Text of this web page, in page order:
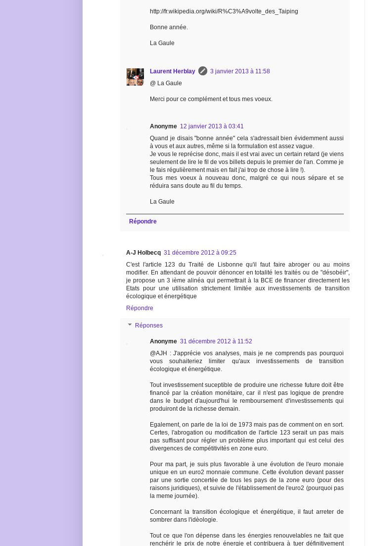
http://fr.wikipedia.org/wiki/R%C3%A9volte_des_Taiping
Bonne année.
La Gaule
Laurent Herblay
3 janvier 2013 à 11:58
@ La Gaule
Merci pour ce complément et tous mes voeux.
Anonyme 12 janvier 2013 à 03:41
Quand je disais "bonne année" cela s'adressait bien évidemment aussi
à vous et aux autres, même si la formulation est assez vague.
Je vous le reprécise donc, mais il est vrai avec un certain retard (je viens
seulement de lire le fil de vos billets depuis le premier de l'an. Comme je
le fais régulièrement mais en fait j'ai trop de chose à lire !).
Tous mes voeux à nouveau donc, malgré ce qui nous sépare et se
réduira sans doute au fil du temps.
La Gaule
Répondre
A-J Holbecq 31 décembre 2012 à 09:25
C'est l'article 123 du Traité de Lisbonne qu'il faut faire abroger ou au moins
modifier. En attendant de pouvoir dénoncer en totalité les traités ou de "désobéir",
je propose un 3 ième alinéa qui permettrait à la BCE de financer directement les
Etats pour une utilisation strictement limitée aux investissements de transition
écologique et énergétique
Répondre
Réponses
Anonyme 31 décembre 2012 à 11:52
@AJH : J'apprécie vos analyses, mais je ne comprends pas pourquoi
vous souhaiteriez limiter qu'aux investissements de transition
écologique et énergétique.
Tout investissement suceptible de produire une richesse future doit être
financé par la création monétaire, car il n'est pas logique de prendre
dans le budget d'aujourd'hui le remboursement d'investissements qui
produiront de la richesse demain.
Egalement, on parle de la loi de 1973 mais pas de comment on en sort.
Certes, l'abrogation ou modification de l'article 123 serait un pas mais
pas suffisant pour régler un problème plus important qui est celui des
divergences de compétitivités en zone euro.
Pour ma part, je suis plus favorable à une évolution de l'euro monaie
unique en un euro2 monnaie commune. Cette évolution devant passer
par une sortie concertée de tous les pays de la zone euro (pour des
raisons juridiques), et suivie de l'établissement de l'euro2 (pourquoi pas
la meme journée).
Concernant la transition écologique et énergétique, il faut arreter de
sombrer dans l'idèologie.
Tout ce que l'on dépense dans les énergies renouvelables ne fait que
renchérir le prix de notre énergie et contribuera à tuer définitivement